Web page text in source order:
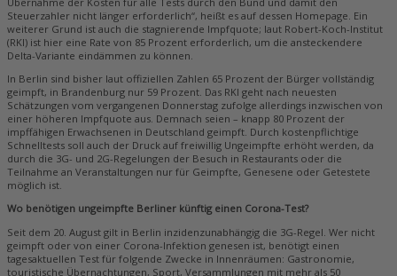
Steuerzahler nicht länger erforderlich“, heißt es auf dessen Homepage. Ein
weiterer Grund ist auch die stagnierende Impfquote; laut Robert-Koch-Institut
(RKI) ist hier eine Rate von 85 Prozent erforderlich, um die ansteckendere
Delta-Variante eindämmen zu können.
In Berlin sind bisher laut offiziellen Zahlen 65 Prozent der Bürger vollständig
geimpft, in Brandenburg nur 59 Prozent. Das RKI geht nach neuesten
Schätzungen vom vergangenen Donnerstag zufolge allerdings inzwischen von
einer höheren Impfquote aus. Demnach seien – knapp 80 Prozent der
impffähigen Erwachsenen in Deutschland geimpft. Durch kostenpflichtige
Schnelltests soll auch der Druck auf freiwillig Ungeimpfte erhöht werden, da
durch die 3G- und 2G-Regelungen der Besuch in Restaurants oder die
Teilnahme an Veranstaltungen nur für Geimpfte, Genesene oder Getestete
möglich ist.
Wo benötigen ungeimpfte Berliner künftig einen Corona-Test?
Seit dem 20. August gilt in Berlin inzidenzunabhängig die 3G-Regel. Wer nicht
geimpft oder von einer Corona-Infektion genesen ist, benötigt einen
tagesaktuellen Test für folgende Zwecke in Innenräumen: Gastronomie,
touristische Übernachtungen, Sport, Versammlungen mit mehr als 50